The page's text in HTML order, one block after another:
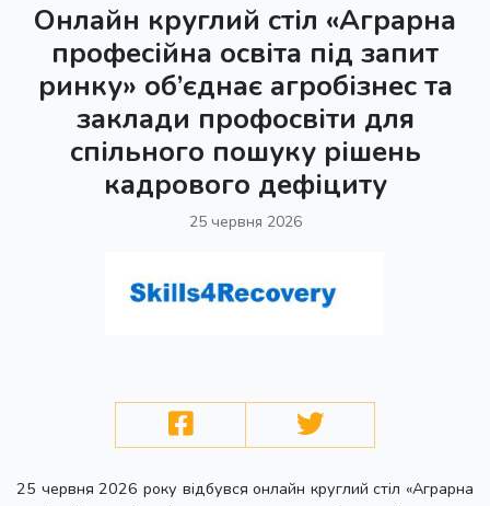
Онлайн круглий стіл «Аграрна
професійна освіта під запит
ринку» об’єднає агробізнес та
заклади профосвіти для
спільного пошуку рішень
кадрового дефіциту
25 червня 2026
25 червня 2026 року відбувся онлайн круглий стіл «Аграрна